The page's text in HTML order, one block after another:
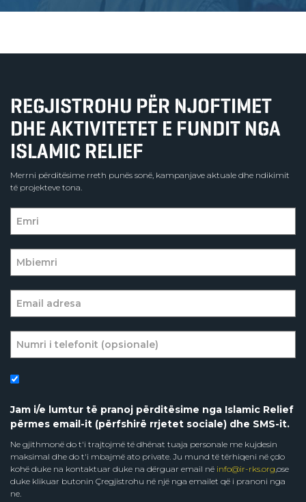
REGJISTROHU PËR NJOFTIMET
DHE AKTIVITETET E FUNDIT NGA
ISLAMIC RELIEF
Merrni përditësime rreth punës sonë, kampanjave aktuale dhe ndikimit
të projekteve tona.
Jam i/e lumtur të pranoj përditësime nga Islamic Relief
përmes email-it (përfshirë rrjetet sociale) dhe SMS-it.
Ne gjithmonë do t'i trajtojmë të dhënat tuaja personale me kujdesin
maksimal dhe do t'i mbajmë ato private. Ju mund të tërhiqeni në çdo
kohë duke na kontaktuar duke na dërguar email në info@ir-rks.org,ose
duke klikuar butonin Çregjistrohu në një nga emailet që i pranoni nga
ne.